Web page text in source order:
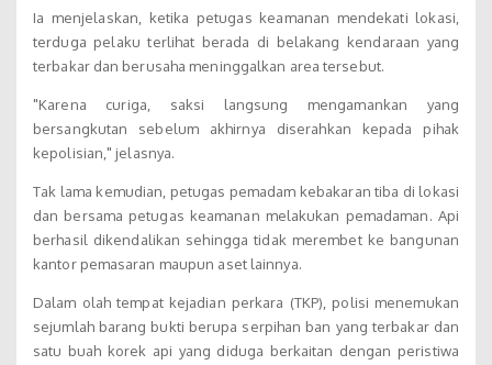
Ia menjelaskan, ketika petugas keamanan mendekati lokasi,
terduga pelaku terlihat berada di belakang kendaraan yang
terbakar dan berusaha meninggalkan area tersebut.
"Karena curiga, saksi langsung mengamankan yang
bersangkutan sebelum akhirnya diserahkan kepada pihak
kepolisian," jelasnya.
Tak lama kemudian, petugas pemadam kebakaran tiba di lokasi
dan bersama petugas keamanan melakukan pemadaman. Api
berhasil dikendalikan sehingga tidak merembet ke bangunan
kantor pemasaran maupun aset lainnya.
Dalam olah tempat kejadian perkara (TKP), polisi menemukan
sejumlah barang bukti berupa serpihan ban yang terbakar dan
satu buah korek api yang diduga berkaitan dengan peristiwa